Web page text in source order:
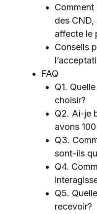
des
affecte le
Conseils
FAQ
Q1.
choisir?
Q2. Ai-je
avons
Q3.
sont-ils
Q4.
Q5.
recevoir?